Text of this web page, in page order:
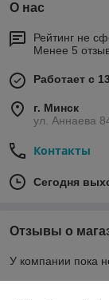
О нас
Рейтинг не
Менее 5
Работает с
г. Минск
ул. Аннаева
Контакты
Сегодня
Отзывы о
У компании пока